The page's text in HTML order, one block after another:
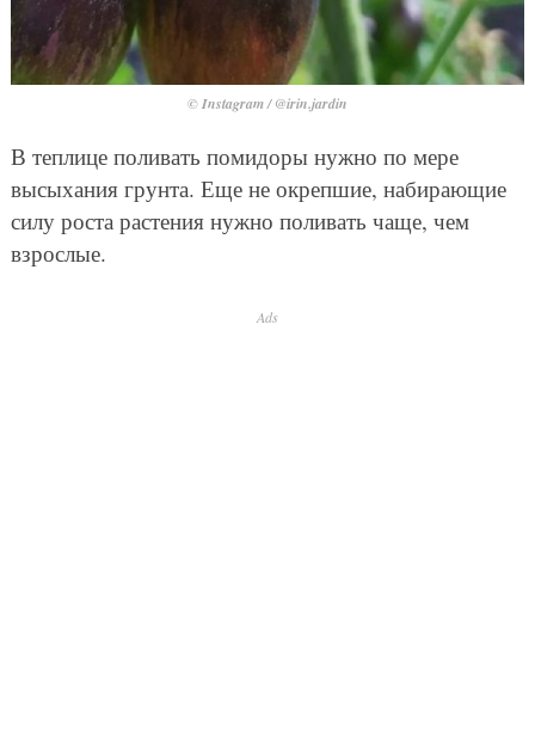
© Instagram / @irin.jardin
В теплице поливать помидоры нужно по мере
высыхания грунта. Еще не окрепшие, набирающие
силу роста растения нужно поливать чаще, чем
взрослые.
Ads